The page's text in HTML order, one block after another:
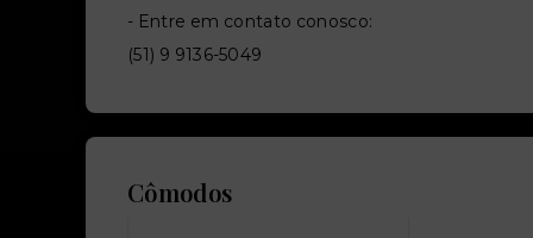
- Entre em contato conosco:
(51) 9 9136-5049
Cômodos